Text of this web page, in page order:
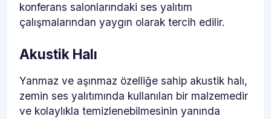
konferans salonlarındaki ses yalıtım
çalışmalarından yaygın olarak tercih edilir.
Akustik Halı
Yanmaz ve aşınmaz özelliğe sahip akustik halı,
zemin ses yalıtımında kullanılan bir malzemedir
ve kolaylıkla temizlenebilmesinin yanında